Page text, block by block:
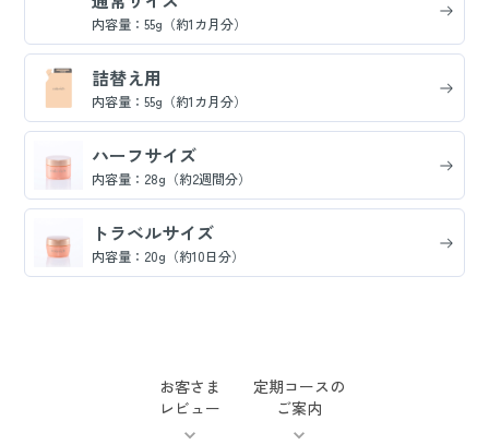
内容量：55g（約1カ月分）
詰替え用
内容量：55g（約1カ月分）
ハーフサイズ
内容量：28g（約2週間分）
トラベルサイズ
内容量：20g（約10日分）
お客さま
レビュー
定期コースの
ご案内